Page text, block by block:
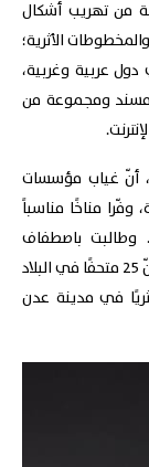
من تهريب أشكال
الأثرية؛
عربية وغربية،
ومجموعة من
أنّ غياب مؤسسات
وفّرا مناخًا مناسباً
وطالبت باصطفاف
مجتمعي من أجل حماية التراث اليمني، مشيرةً إلى أنّ 25 متحفًا في البلاد
وجزئيًا، كما تضرّر 48 مبنى أثريًا في مدينة عدن